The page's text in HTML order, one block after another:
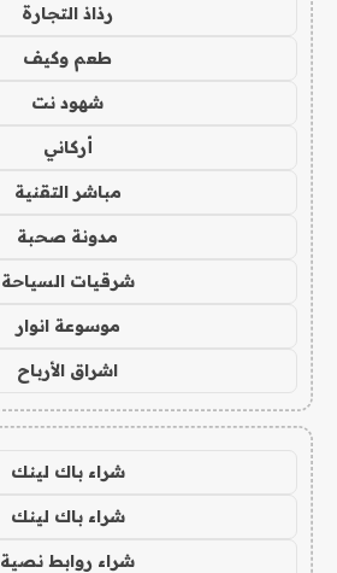
رذاذ التجارة
طعم وكيف
شهود نت
أركاني
مباشر التقنية
مدونة صحبة
شرقيات السياحة
موسوعة انوار
اشراق الأرباح
شراء باك لينك
شراء باك لينك
شراء روابط نصية